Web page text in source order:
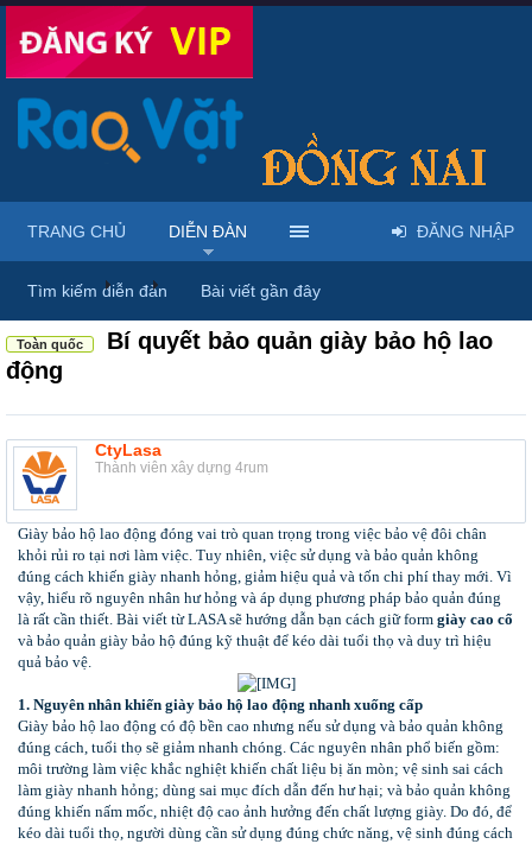
Diễn đàn ... Rao vặt tổng hợp - Uy tín - Miễn phí
Toàn quốc
Bí quyết bảo quản giày bảo hộ lao
động
CtyLasa
Thành viên xây dựng 4rum
Giày bảo hộ lao động đóng vai trò quan trọng trong việc bảo vệ đôi chân
khỏi rủi ro tại nơi làm việc. Tuy nhiên, việc sử dụng và bảo quản không
đúng cách khiến giày nhanh hỏng, giảm hiệu quả và tốn chi phí thay mới. Vì
vậy, hiểu rõ nguyên nhân hư hỏng và áp dụng phương pháp bảo quản đúng
là rất cần thiết. Bài viết từ LASA sẽ hướng dẫn bạn cách giữ form giày cao cổ
và bảo quản giày bảo hộ đúng kỹ thuật để kéo dài tuổi thọ và duy trì hiệu
quả bảo vệ.
1. Nguyên nhân khiến giày bảo hộ lao động nhanh xuống cấp
Giày bảo hộ lao động có độ bền cao nhưng nếu sử dụng và bảo quản không
đúng cách, tuổi thọ sẽ giảm nhanh chóng. Các nguyên nhân phổ biến gồm:
môi trường làm việc khắc nghiệt khiến chất liệu bị ăn mòn; vệ sinh sai cách
làm giày nhanh hỏng; dùng sai mục đích dẫn đến hư hại; và bảo quản không
đúng khiến nấm mốc, nhiệt độ cao ảnh hưởng đến chất lượng giày. Do đó, để
kéo dài tuổi thọ, người dùng cần sử dụng đúng chức năng, vệ sinh đúng cách
TRANG CHỦ DIỄN ĐÀN
Tìm kiếm diễn đàn Bài viết gần đây
ĐĂNG NHẬP